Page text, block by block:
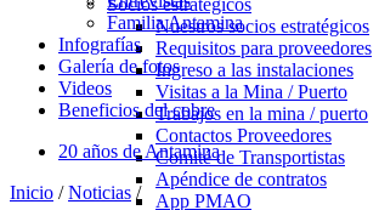
Socios estratégicos
Nuestros socios estratégicos
Requisitos para proveedores
Ingreso a las instalaciones
Visitas a la Mina / Puerto
Trabajos en la mina / puerto
Contactos Proveedores
Comité de Transportistas
Apéndice de contratos
App PMAO
Familia Antamina
Infografías
Galería de fotos
Videos
Beneficios del cobre
20 años de Antamina
Inicio /Noticias /